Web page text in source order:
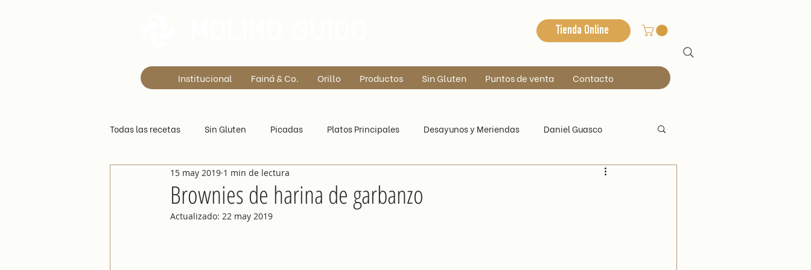
Tienda Online
Institucional Fainá & Co. Orillo Productos Sin Gluten Puntos de venta Contacto
Todas las recetas Sin Gluten Picadas Platos Principales Desayunos y Meriendas Daniel Guasco
Con Gluten
Brownies de harina de garbanzo
15 may 2019 1 min de lectura
Actualizado: 22 may 2019